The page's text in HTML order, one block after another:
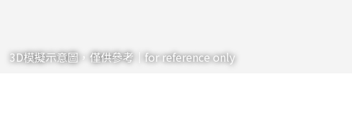
3D模擬示意圖，僅供參考｜for reference only